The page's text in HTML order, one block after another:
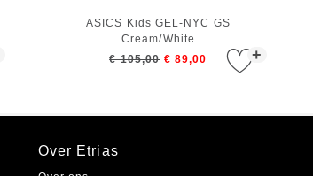
+
ASICS Kids GEL-NYC GS
Cream/White
€ 105,00 € 89,00
Over Etrias